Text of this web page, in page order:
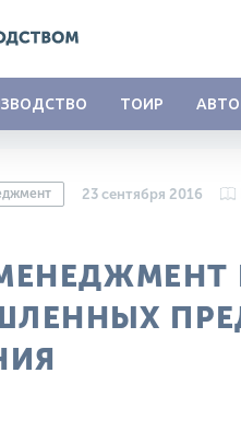
ТОИР
23 сентября 2016